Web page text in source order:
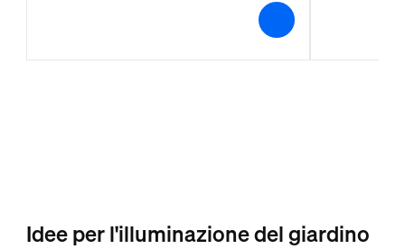
Idee per l'illuminazione del giardino